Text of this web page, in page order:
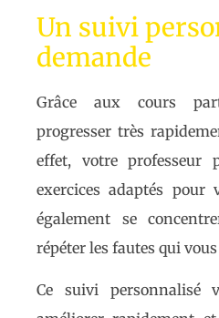
Un suivi
demande
Grâce aux cours
progresser très
effet, votre professeur
exercices adaptés pour
également se
répéter les fautes qui
Ce suivi personnalisé